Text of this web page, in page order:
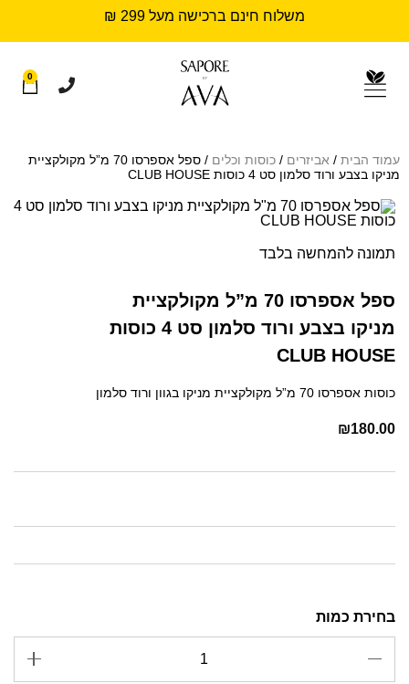
משלוח חינם ברכישה מעל 299 ₪
0
עמוד הבית / אביזרים / כוסות וכלים
/ ספל אספרסו 70 מ”ל מקולקציית
מניקו בצבע ורוד סלמון סט 4 כוסות CLUB HOUSE
תמונה להמחשה בלבד
ספל אספרסו 70 מ”ל מקולקציית
מניקו בצבע ורוד סלמון סט 4 כוסות
CLUB HOUSE
כוסות אספרסו 70 מ”ל מקולקציית מניקו בגוון ורוד סלמון
₪180.00